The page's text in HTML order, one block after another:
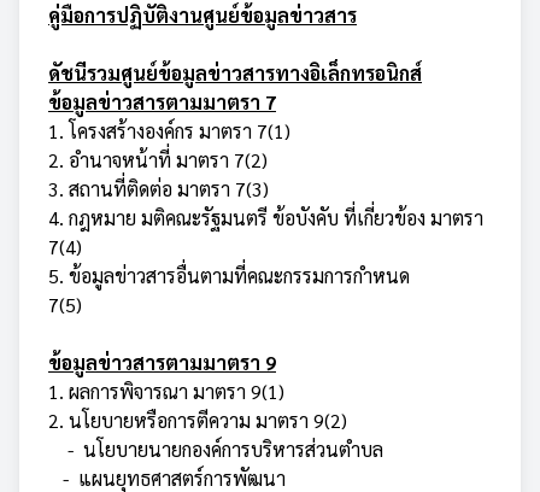
คู่มือการปฏิบัติงานศูนย์ข้อมูลข่าวสาร
ดัชนีรวมศูนย์ข้อมูลข่าวสารทางอิเล็กทรอนิกส์
ข้อมูลข่าวสารตามมาตรา 7
1.โครงสร้างองค์กร มาตรา 7(1)
2. อำนาจหน้าที่ มาตรา 7(2)
3. สถานที่ติดต่อ มาตรา 7(3)
4. กฎหมาย มติคณะรัฐมนตรี ข้อบังคับ ที่เกี่ยวข้อง มาตรา
7(4)
5. ข้อมูลข่าวสารอื่นตามที่คณะกรรมการกำหนด
7(5)
ข้อมูลข่าวสารตามมาตรา 9
1. ผลการพิจารณา มาตรา 9(1)
2. นโยบายหรือการตีความ มาตรา 9(2)
- นโยบายนายกองค์การบริหารส่วนตำบล
- แผนยุทธศาสตร์การพัฒนา